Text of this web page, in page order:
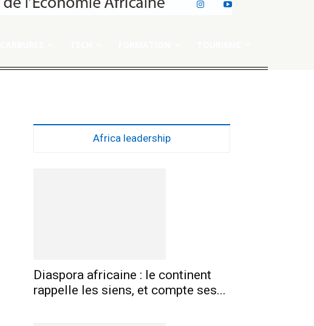
Africa leadership
Diaspora africaine : le continent
rappelle les siens, et compte ses...